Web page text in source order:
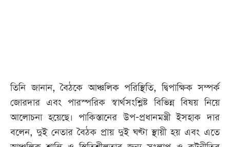
তিনি জানান, বৈঠকে আঞ্চলিক পরিস্থিতি, দ্বিপাক্ষিক সম্পর্ক
জোরদার এবং পারস্পরিক স্বার্থসংশ্লিষ্ট বিভিন্ন বিষয় নিয়ে
আলোচনা হয়েছে। পাকিস্তানের উপ-প্রধানমন্ত্রী ইসহাক দার
বলেন, দুই নেতার বৈঠক প্রায় দুই ঘণ্টা স্থায়ী হয় এবং এতে